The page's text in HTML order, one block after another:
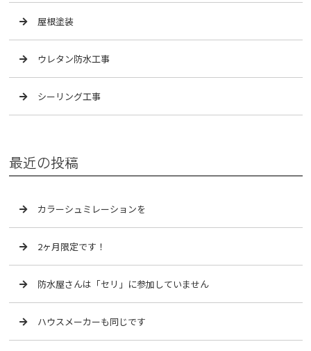
屋根塗装
ウレタン防水工事
シーリング工事
最近の投稿
カラーシュミレーションを
2ヶ月限定です！
防水屋さんは「セリ」に参加していません
ハウスメーカーも同じです